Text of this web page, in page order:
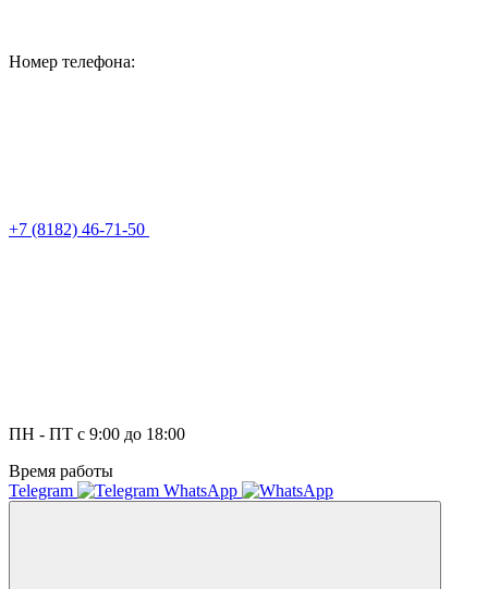
Номер телефона:
+7 (8182) 46-71-50
ПН - ПТ с 9:00 до 18:00
Время работы
Telegram
WhatsApp